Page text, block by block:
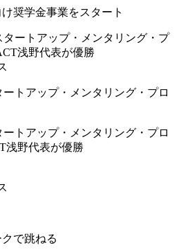
奨学金事業をスタート
トアップ・メンタリング・プロ
トアップ・メンタリング・プロ
浅野代表が優勝
クで跳ねる